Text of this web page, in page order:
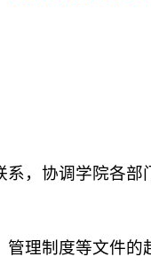
，协调学院各
理制度等文件的